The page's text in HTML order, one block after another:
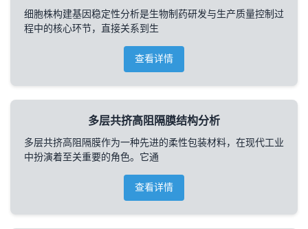
细胞株构建基因稳定性分析是生物制药研发与生产质量控制过
程中的核心环节，直接关系到生
查看详情
多层共挤高阻隔膜结构分析
多层共挤高阻隔膜作为一种先进的柔性包装材料，在现代工业
中扮演着至关重要的角色。它通
查看详情